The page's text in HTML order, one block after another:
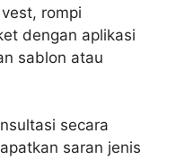
rompi
dengan aplikasi
sablon atau
secara
saran jenis